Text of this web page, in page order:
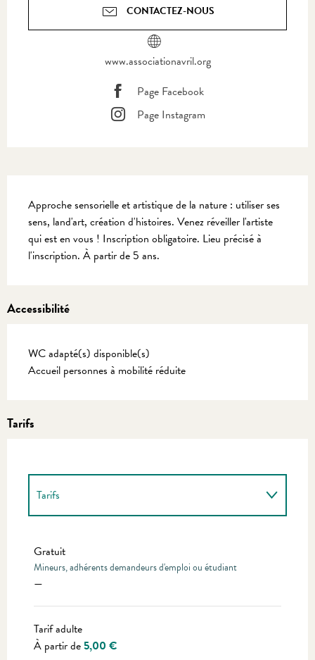
CONTACTEZ-NOUS
www.associationavril.org
Page Facebook
Page Instagram
Approche sensorielle et artistique de la nature : utiliser ses
sens, land'art, création d'histoires. Venez réveiller l'artiste
qui est en vous ! Inscription obligatoire. Lieu précisé à
l'inscription. À partir de 5 ans.
Accessibilité
WC adapté(s) disponible(s)
Accueil personnes à mobilité réduite
Tarifs
Tarifs
Gratuit
Mineurs, adhérents demandeurs d'emploi ou étudiant
—
Tarif adulte
À partir de5,00 €